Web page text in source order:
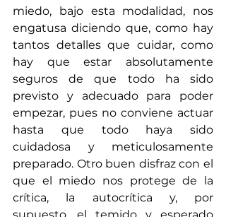
miedo, bajo esta modalidad, nos
engatusa diciendo que, como hay
tantos detalles que cuidar, como
hay que estar absolutamente
seguros de que todo ha sido
previsto y adecuado para poder
empezar, pues no conviene actuar
hasta que todo haya sido
cuidadosa y meticulosamente
preparado. Otro buen disfraz con el
que el miedo nos protege de la
crítica, la autocrítica y, por